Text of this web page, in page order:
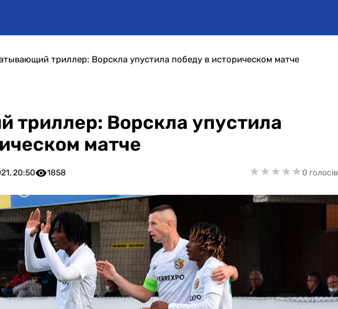
триллер: Ворскла упустила победу в историческом матче
триллер: Ворскла упустила
матче
20:50 1858 ★★★★★
★★★★★0 голосів